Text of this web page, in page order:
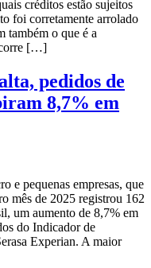
créditos estão sujeitos
foi corretamente arrolado
também o que é a
[…]
pedidos de
8,7% em
e pequenas empresas, que
mês de 2025 registrou 162
um aumento de 8,7% em
do Indicador de
Experian. A maior